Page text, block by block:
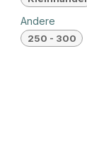
Andere
250 - 300